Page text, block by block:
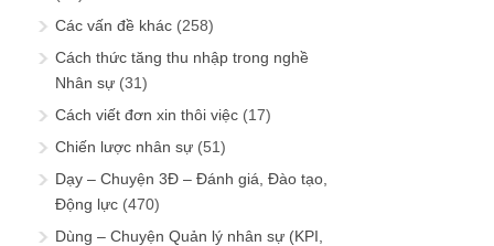
Các vấn đề khác (258)
Cách thức tăng thu nhập trong nghề
Nhân sự (31)
Cách viết đơn xin thôi việc (17)
Chiến lược nhân sự (51)
Dạy – Chuyện 3Đ – Đánh giá, Đào tạo,
Động lực (470)
Dùng – Chuyện Quản lý nhân sự (KPI,